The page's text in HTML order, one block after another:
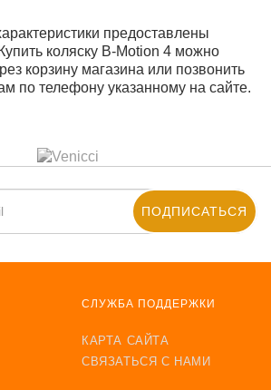
предоставлены
коляску B-Motion 4 можно
корзину магазина или позвонить
по телефону указанному на сайте.
ПОДПИСАТЬСЯ
СЛУЖБА ПОДДЕРЖКИ
КАРТА САЙТА
СВЯЗАТЬСЯ С НАМИ